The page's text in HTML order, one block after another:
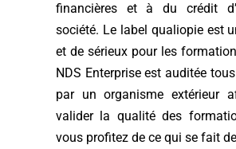
financières et à du crédit
société. Le label qualiopie est
et de sérieux pour les
NDS Enterprise est auditée
par un organisme extérieur
valider la qualité des
vous profitez de ce qui se fait